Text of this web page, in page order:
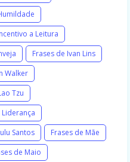
a Leitura
Frases de Ivan Lins
Walker
Tzu
Liderança
Santos
Frases de Mãe
de Maio